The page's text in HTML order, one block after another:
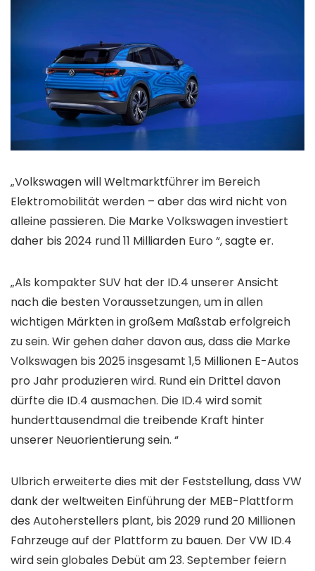
„Volkswagen will Weltmarktführer im Bereich
Elektromobilität werden – aber das wird nicht von
alleine passieren. Die Marke Volkswagen investiert
daher bis 2024 rund 11 Milliarden Euro “, sagte er.
„Als kompakter SUV hat der ID.4 unserer Ansicht
nach die besten Voraussetzungen, um in allen
wichtigen Märkten in großem Maßstab erfolgreich
zu sein. Wir gehen daher davon aus, dass die Marke
Volkswagen bis 2025 insgesamt 1,5 Millionen E-Autos
pro Jahr produzieren wird. Rund ein Drittel davon
dürfte die ID.4 ausmachen. Die ID.4 wird somit
hunderttausendmal die treibende Kraft hinter
unserer Neuorientierung sein. “
Ulbrich erweiterte dies mit der Feststellung, dass VW
dank der weltweiten Einführung der MEB-Plattform
des Autoherstellers plant, bis 2029 rund 20 Millionen
Fahrzeuge auf der Plattform zu bauen. Der VW ID.4
wird sein globales Debüt am 23. September feiern